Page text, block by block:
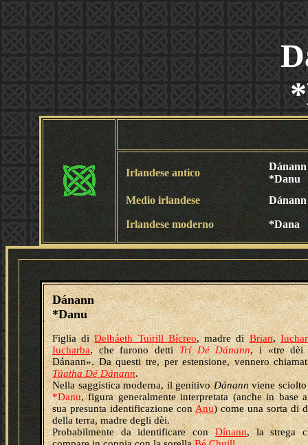
Irlandese antico
Dánann
*Danu
Medio irlandese
Dánann
Irlandese moderno *Dana
Dánann
*Danu
Figlia diDelbáeth Tuirill Bícreo, madre diBrian,Iuchar
Iucharba, che furono dettiTrí Dé Dánann, i «tre dèi
Dánann». Da questi tre, per estensione, vennero
Túatha Dé Dánann.
Nella saggistica moderna, il genitivoDánann viene
*Danu, figura generalmente interpretata (anche in base
sua presunta identificazione conAnu) come una sorta di
della terra, madre degli dèi.
Probabilmente da identificare conDínann, la strega